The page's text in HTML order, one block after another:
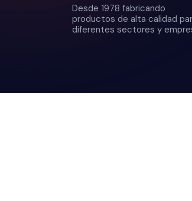
Desde 1978 fabricando
productos de alta calidad
diferentes sectores y